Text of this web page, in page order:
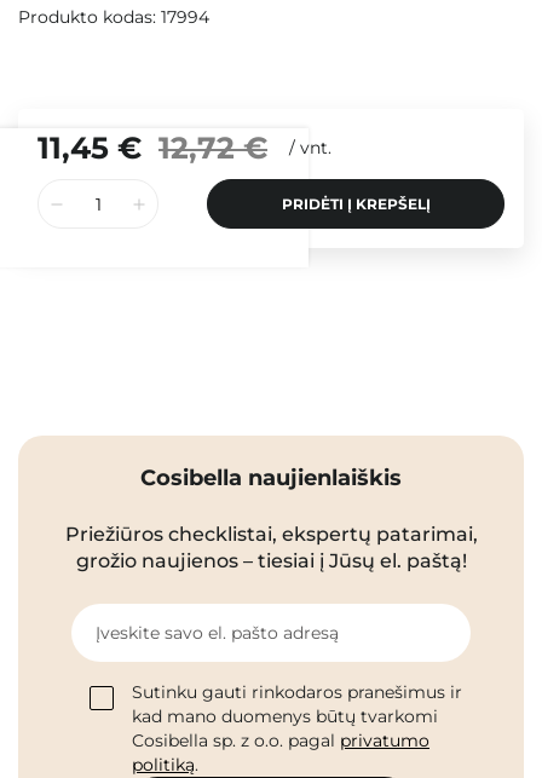
11,45 € 12,72 € / vnt.
PRIDĖTI Į KREPŠELĮ
Produkto kodas: 17994
Cosibella naujienlaiškis
Priežiūros checklistai, ekspertų patarimai,
grožio naujienos – tiesiai į Jūsų el. paštą!
Įveskite savo el. pašto adresą
Sutinku gauti rinkodaros pranešimus ir
kad mano duomenys būtų tvarkomi
Cosibella sp. z o.o. pagal privatumo
politiką.